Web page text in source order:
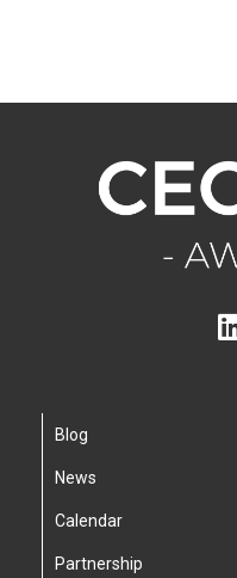
Blog
News
Calendar
Partnership